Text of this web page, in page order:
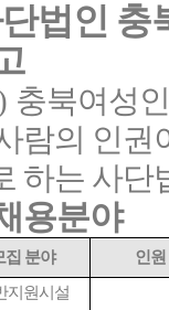
법인 충
충북여성
람의 인권
하는 사단
용분야
집 분야
인원
지원시설